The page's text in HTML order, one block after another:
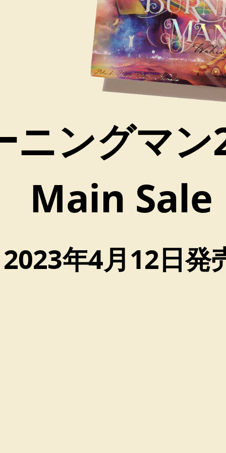
ニングマ
Main Sale
年4月12日発